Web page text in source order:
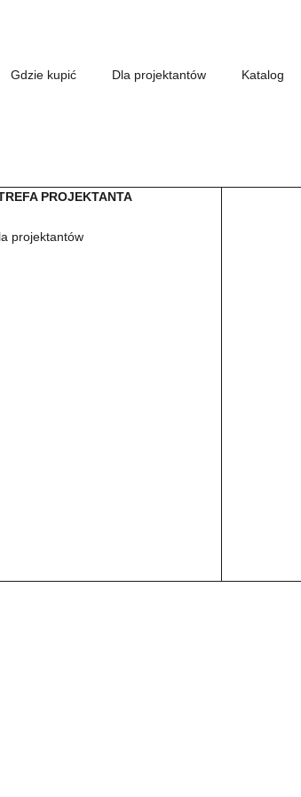
Gdzie kupić Dla projektantów Katalog
PROJEKTANTA
projektantów